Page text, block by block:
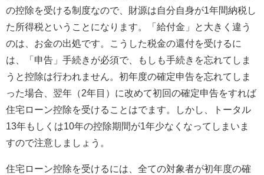
の控除を受ける制度なので、財源は自分自身が1年間納税し
た所得税ということになります。「給付金」と大きく違う
のは、お金の出処です。こうした税金の還付を受けるに
は、「申告」手続きが必須で、もしも手続きを忘れてしま
うと控除は行われません。初年度の確定申告を忘れてしま
った場合、翌年（2年目）に改めて初回の確定申告をすれば
住宅ローン控除を受けることはでます。しかし、トータル
13年もしくは10年の控除期間が1年少なくなってしまいま
すので注意しましょう。
住宅ローン控除を受けるには、全ての対象者が初年度の確